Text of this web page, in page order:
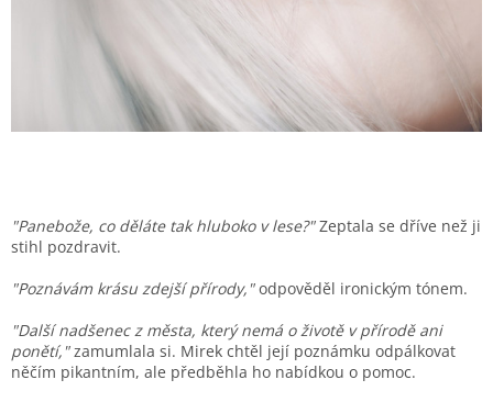
"Panebože, co děláte tak hluboko v lese?"Zeptala se dříve než ji
stihl pozdravit.
"Poznávám krásu zdejší přírody,"odpověděl ironickým tónem.
"Další nadšenec z města, který nemá o životě v přírodě ani
ponětí,"zamumlala si. Mirek chtěl její poznámku odpálkovat
něčím pikantním, ale předběhla ho nabídkou o pomoc.